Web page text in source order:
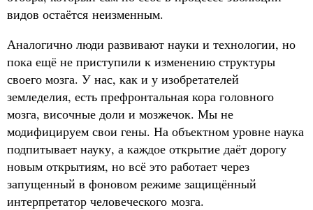
видов остаётся неизменным.
Аналогично люди развивают науки и технологии, но
пока ещё не приступили к изменению структуры
своего мозга. У нас, как и у изобретателей
земледелия, есть префронтальная кора головного
мозга, височные доли и мозжечок. Мы не
модифицируем свои гены. На объектном уровне наука
подпитывает науку, а каждое открытие даёт дорогу
новым открытиям, но всё это работает через
запущенный в фоновом режиме защищённый
интерпретатор человеческого мозга.